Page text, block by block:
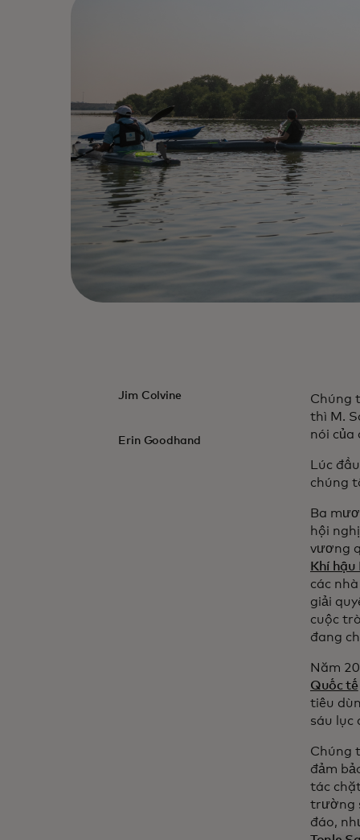
Jim Colvine
Erin Goodhand
Chúng
thì M.
nói của
Lúc
chúng
Ba
hội
vương
Khí
các
giải
cuộc
đang
Năm
Quốc tế
tiêu
sáu lục
Chúng
đảm
tác
trường
đáo,